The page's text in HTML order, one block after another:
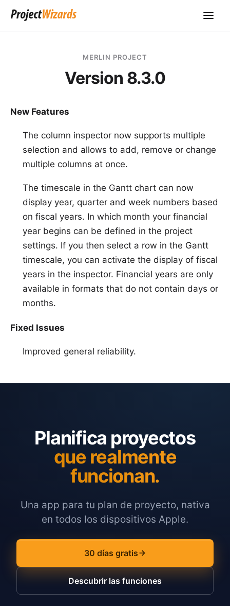
MERLIN PROJECT
Version 8.3.0
New Features
The column inspector now supports multiple
selection and allows to add, remove or change
multiple columns at once.
The timescale in the Gantt chart can now
display year, quarter and week numbers based
on fiscal years. In which month your financial
year begins can be defined in the project
settings. If you then select a row in the Gantt
timescale, you can activate the display of fiscal
years in the inspector. Financial years are only
available in formats that do not contain days or
months.
Fixed Issues
Improved general reliability.
Planifica proyectos
que realmente
funcionan.
Una app para tu plan de proyecto, nativa
en todos los dispositivos Apple.
30 días gratis
Descubrir las funciones